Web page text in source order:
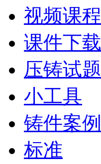
视频课程
课件下载
压铸试题
小工具
铸件案例
标准